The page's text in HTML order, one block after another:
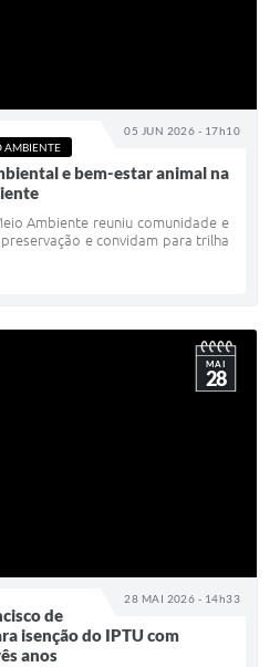
05 JUN 2026 - 17h10
AMBIENTE
e bem-estar animal na
Ambiente reuniu comunidade e
e convidam para trilha
28 MAI 2026 - 14h33
MAI
28
de
isenção do IPTU com
anos